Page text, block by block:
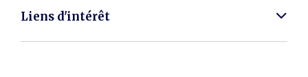
Liens d'intérêt